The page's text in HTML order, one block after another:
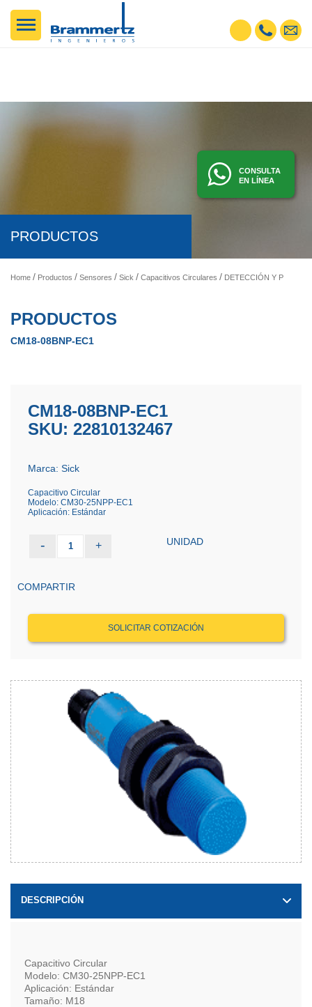
CONSULTA
EN LÍNEA
PRODUCTOS
Home Productos Sensores Sick Capacitivos Circulares DETECCIÓN Y PRESENCIA - SENSORES FOTOELÉCTRICOS, INDUCTIVOS, ETC
PRODUCTOS
CM18-08BNP-EC1
CM18-08BNP-EC1
SKU: 22810132467
Marca: Sick
Capacitivo Circular
Modelo: CM30-25NPP-EC1
Aplicación: Estándar
- 1 + UNIDAD
COMPARTIR
SOLICITAR COTIZACIÓN
DESCRIPCIÓN
Capacitivo Circular
Modelo: CM30-25NPP-EC1
Aplicación: Estándar
Tamaño: M18